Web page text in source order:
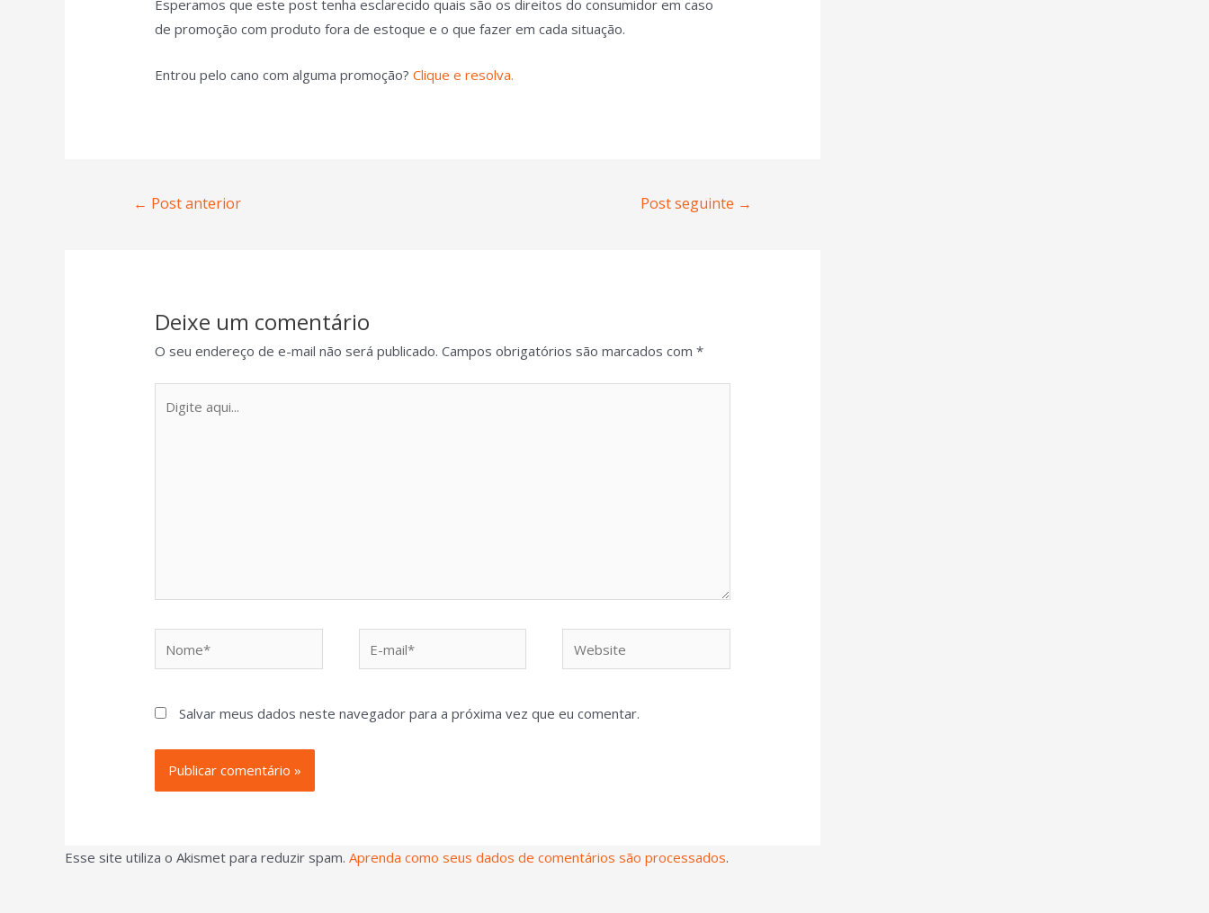
Esperamos que este post tenha esclarecido quais são os direitos do consumidor em caso
de promoção com produto fora de estoque e o que fazer em cada situação.
Entrou pelo cano com alguma promoção?Clique e resolva.
← Post anterior Post seguinte →
Deixe um comentário
O seu endereço de e-mail não será publicado. Campos obrigatórios são marcados com*
Salvar meus dados neste navegador para a próxima vez que eu comentar.
Esse site utiliza o Akismet para reduzir spam. Aprenda como seus dados de comentários são processados.